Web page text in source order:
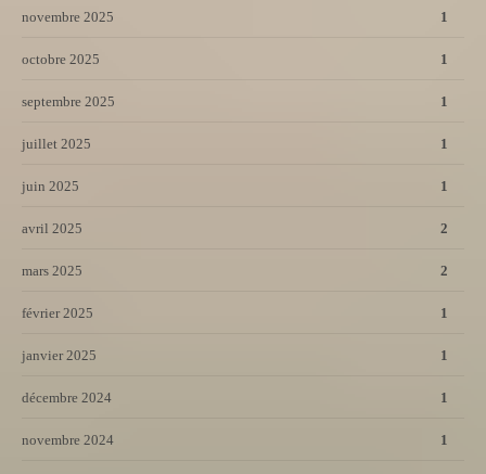
novembre 2025 1
octobre 2025 1
septembre 2025 1
juillet 2025 1
juin 2025 1
avril 2025 2
mars 2025 2
février 2025 1
janvier 2025 1
décembre 2024 1
novembre 2024 1